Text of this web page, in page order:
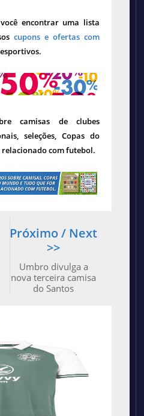
encontrar uma lista
cupons e ofertas com
camisas de clubes
seleções, Copas do
com futebol.
Próximo / Next
>>
Umbro divulga a
nova terceira camisa
do Santos